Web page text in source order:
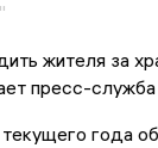
жителя за
пресс-служба
года